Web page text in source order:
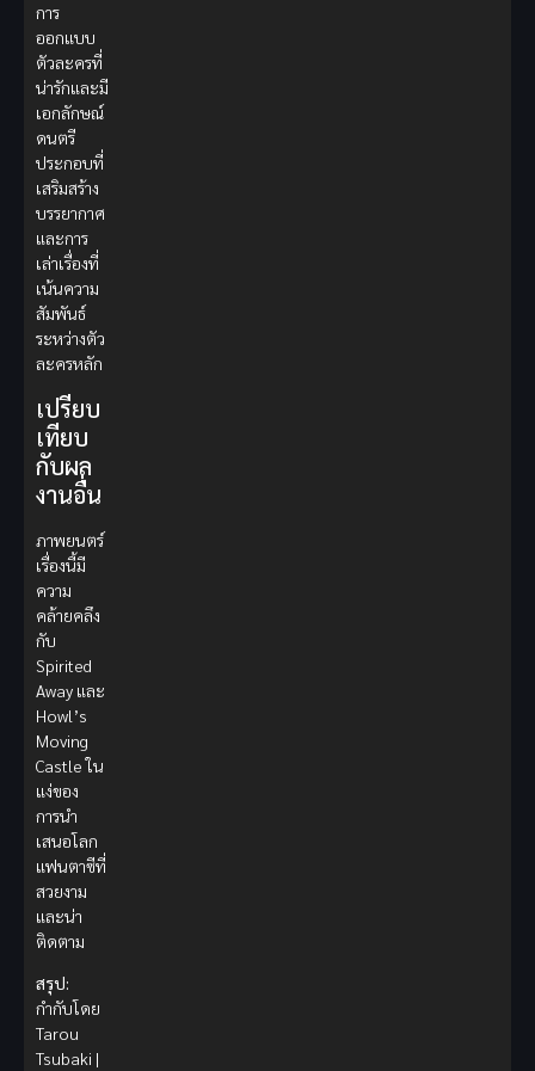
การ
ออกแบบ
ตัวละครที่
น่ารักและมี
เอกลักษณ์
ดนตรี
ประกอบที่
เสริมสร้าง
บรรยากาศ
และการ
เล่าเรื่องที่
เน้นความ
สัมพันธ์
ระหว่างตัว
ละครหลัก
เปรียบ
เทียบ
กับผล
งานอื่น
ภาพยนตร์
เรื่องนี้มี
ความ
คล้ายคลึง
กับ
Spirited
Away และ
Howl’s
Moving
Castle ใน
แง่ของ
การนำ
เสนอโลก
แฟนตาซีที่
สวยงาม
และน่า
ติดตาม
สรุป:
กำกับโดย
Tarou
Tsubaki |